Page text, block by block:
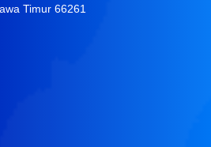
Timur 66261